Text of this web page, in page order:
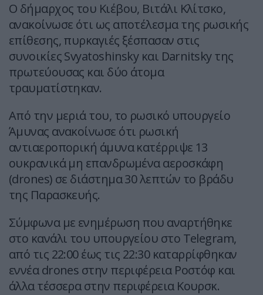
Ο δήμαρχος του Κιέβου, Βιτάλι Κλίτσκο,
ανακοίνωσε ότι ως αποτέλεσμα της ρωσικής
επίθεσης, πυρκαγιές ξέσπασαν στις
συνοικίες Svyatoshinsky και Darnitsky της
πρωτεύουσας και δύο άτομα
τραυματίστηκαν.
Από την μεριά του, το ρωσικό υπουργείο
Άμυνας ανακοίνωσε ότι ρωσική
αντιαεροπορική άμυνα κατέρριψε 13
ουκρανικά μη επανδρωμένα αεροσκάφη
(drones) σε διάστημα 30 λεπτών το βράδυ
της Παρασκευής.
Σύμφωνα με ενημέρωση που αναρτήθηκε
στο κανάλι του υπουργείου στο Telegram,
από τις 22:00 έως τις 22:30 καταρρίφθηκαν
εννέα drones στην περιφέρεια Ροστόφ και
άλλα τέσσερα στην περιφέρεια Κουρσκ.